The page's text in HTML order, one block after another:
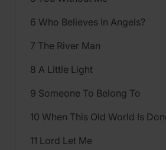
6 Who Believes In Angels?
7 The River Man
8 A Little Light
9 Someone To Belong To
10 When This Old World Is
11 Lord Let Me